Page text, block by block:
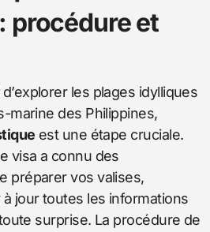
procédure et
les plages idylliques
marine des Philippines,
est une étape cruciale.
visa a connu des
préparer vos valises,
jour toutes les informations
surprise. La procédure de